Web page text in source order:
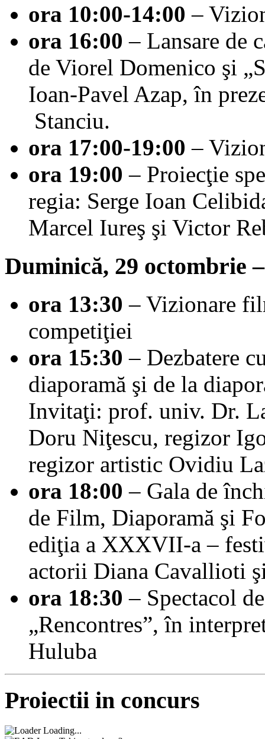
ora 10:00-14:00 –
ora 16:00 – Lansare de
de Viorel Domenico şi
Ioan-Pavel Azap, în
Stanciu.
ora 17:00-19:00 –
ora 19:00 – Proiecţie
regia: Serge Ioan
Marcel Iureş şi Victor
Duminică, 29 octombrie
ora 13:30 – Vizionare
competiţiei
ora 15:30 – Dezbatere
diaporamă şi de la
Invitaţi: prof. univ. Dr.
Doru Niţescu, regizor
regizor artistic Ovidiu
ora 18:00 – Gala de
de Film, Diaporamă şi
ediţia a XXXVII-a –
actorii Diana Cavallioti
ora 18:30 – Spectacol
„Rencontres”, în
Huluba
Proiectii in concurs
Loading...